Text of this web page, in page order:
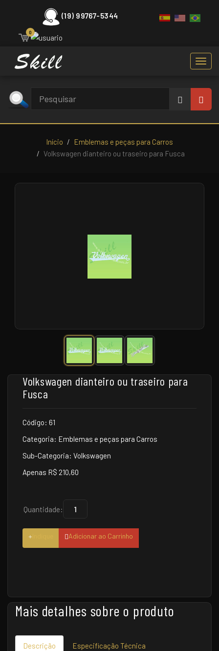
(19) 99767-5344
0
Início
Emblemas e peças para Carros
Volkswagen dianteiro ou traseiro para Fusca
Volkswagen dianteiro ou traseiro para
Fusca
Código: 61
Categoria: Emblemas e peças para Carros
Sub-Categoria: Volkswagen
Apenas R$ 210,60
Quantidade:
Adicionar ao Carrinho
Mais detalhes sobre o produto
Descrição Especificação Técnica